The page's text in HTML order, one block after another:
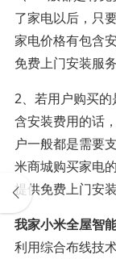
了家电以后，只
家电价格有包含
免费上门安装服务
2、若用户购买
含安装费用的话
户一般都是需要
米商城购买家电
提供免费上门安
我家小米全屋智
利用综合布线技